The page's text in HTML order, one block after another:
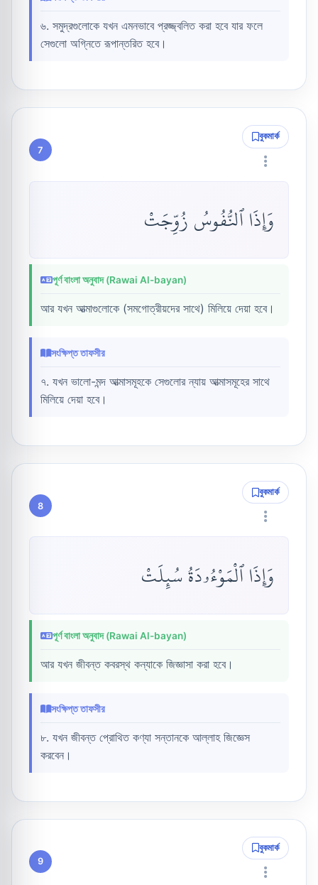
৬. সমুদ্রগুলোকে যখন এমনভাবে প্রজ্জ্বলিত করা হবে যার ফলে
সেগুলো অগ্নিতে রূপান্তরিত হবে।
7
বুকমার্ক
وَإِذَا ٱلنُّفُوسُ زُوِّجَتْ
পূর্ণ বাংলা অনুবাদ (Rawai Al-bayan)
আর যখন আত্মাগুলোকে (সমগোত্রীয়দের সাথে) মিলিয়ে দেয়া হবে।
সংক্ষিপ্ত তাফসীর
৭. যখন ভালো-মন্দ আত্মাসমূহকে সেগুলোর ন্যায় আত্মাসমূহের সাথে
মিলিয়ে দেয়া হবে।
8
বুকমার্ক
وَإِذَا ٱلْمَوْءُۥدَةُ سُئِلَتْ
পূর্ণ বাংলা অনুবাদ (Rawai Al-bayan)
আর যখন জীবন্ত কবরস্থ কন্যাকে জিজ্ঞাসা করা হবে।
সংক্ষিপ্ত তাফসীর
৮. যখন জীবন্ত প্রোথিত কণ্যা সন্তানকে আল্লাহ জিজ্ঞেস
করবেন।
9
বুকমার্ক